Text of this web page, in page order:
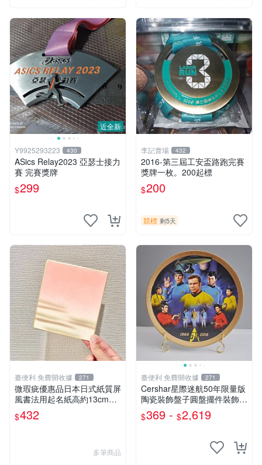
近全新
Y9925293223 430
ASics Relay2023 亞瑟士接力
賽 完賽獎牌
$299
李記賣場 432
2016-第三屆工安盃路跑完賽
獎牌一枚。200起標
$200
競標 剩5天
臺便利 免費開收據 271
微瑕疵優惠品日本日式紙質屏
風書法用起名紙高約13cm寬
約12cm
$432
多筆商品
臺便利 免費開收據 271
Cershar星際迷航50年限量版
陶瓷裝飾盤子圓盤擺件裝飾瓷
盤禮物
$369 - $2,619